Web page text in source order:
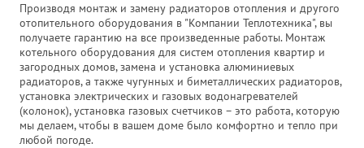
Производя монтаж и замену радиаторов отопления и другого
отопительного оборудования в "Компании Теплотехника", вы
получаете гарантию на все произведенные работы. Монтаж
котельного оборудования для систем отопления квартир и
загородных домов, замена и установка алюминиевых
радиаторов, а также чугунных и биметаллических радиаторов,
установка электрических и газовых водонагревателей
(колонок), установка газовых счетчиков – это работа, которую
мы делаем, чтобы в вашем доме было комфортно и тепло при
любой погоде.